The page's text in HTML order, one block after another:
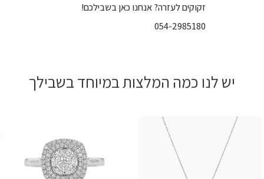
זקוקים לעזרה? אנחנו כאן בשבילכם!
054-2985180
יש לנו כמה המלצות במיוחד בשבילך